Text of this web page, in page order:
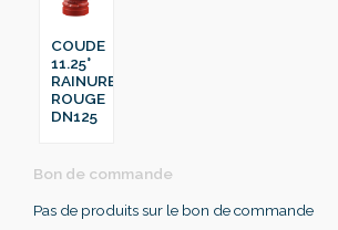
COUDE
11.25°
RAINURE
ROUGE
DN125
Bon de commande
Pas de produits sur le bon de commande